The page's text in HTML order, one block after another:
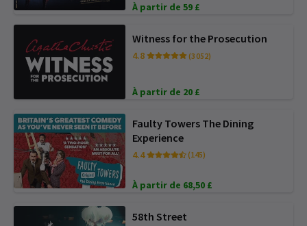
À partir de 59 £
Witness for the Prosecution
4.8 (3 052)
À partir de 20 £
Faulty Towers The Dining
Experience
4.4 (145)
À partir de 68,50 £
58th Street